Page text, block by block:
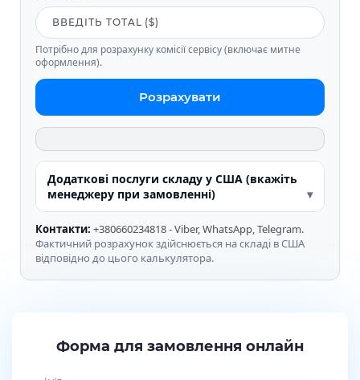
Потрібно для розрахунку комісії сервісу (включає митне
оформлення).
Розрахувати
Додаткові послуги складу у США (вкажіть
менеджеру при замовленні)
Контакти: +380660234818 - Viber, WhatsApp, Telegram.
Фактичний розрахунок здійснюється на складі в США
відповідно до цього калькулятора.
Форма для замовлення онлайн